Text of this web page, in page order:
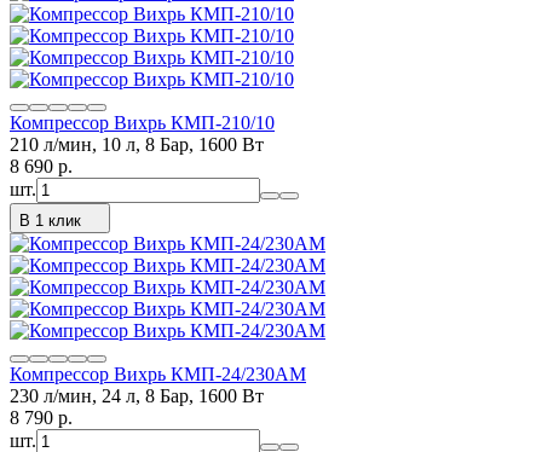
Компрессор Вихрь КМП-210/10
210 л/мин, 10 л, 8 Бар, 1600 Вт
8 690 p.
шт.
В 1 клик
Компрессор Вихрь КМП-24/230АМ
230 л/мин, 24 л, 8 Бар, 1600 Вт
8 790 p.
шт.